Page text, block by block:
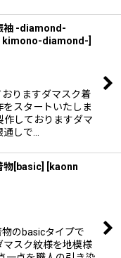
袖 -diamond-
diamond-
りますダマスク着
スタートいたしま
作しておりますダマ
しで…
物[basic]
kaonn
のbasicタイプで
マスク紋様を地模様